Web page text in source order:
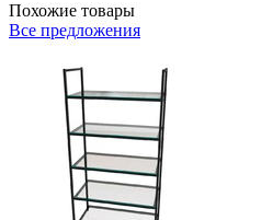
Похожие товары
Все предложения